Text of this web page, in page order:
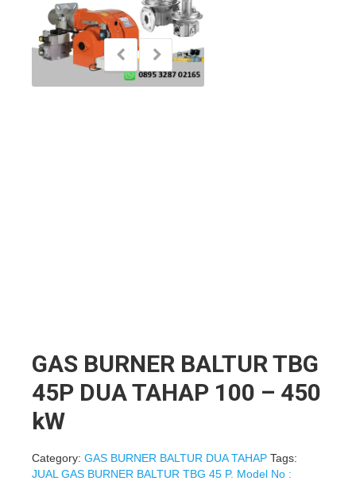
GAS BURNER BALTUR TBG
45P DUA TAHAP 100 – 450
kW
Category: GAS BURNER BALTUR DUA TAHAP Tags:
JUAL GAS BURNER BALTUR TBG 45 P. Model No :